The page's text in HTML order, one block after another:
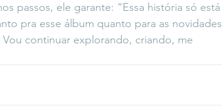
passos, ele garante: “Essa história só está
pra esse álbum quanto para as novidades
continuar explorando, criando, me